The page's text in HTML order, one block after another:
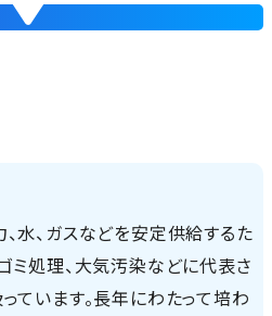
水、ガスなどを安定供給するた
ミ処理、大気汚染などに代表さ
ています。長年にわたって培わ